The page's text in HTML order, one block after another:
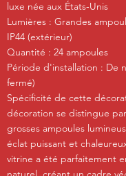
luxe née aux États‑Unis
Lumières : Grandes
IP44 (extérieur)
Quantité : 24 ampoules
Période d'installation : De
fermé)
Spécificité de cette
décoration se distingue
grosses ampoules
éclat puissant et
vitrine a été parfaitement